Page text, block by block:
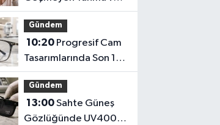
Işık Hassasiyeti Hafife
Alınmamalı
Gündem
10:20
Tasarımlarında Son 10
Yılın Yenilikleri
Gündem
13:00Sahte Güneş
Gözlüğünde UV400